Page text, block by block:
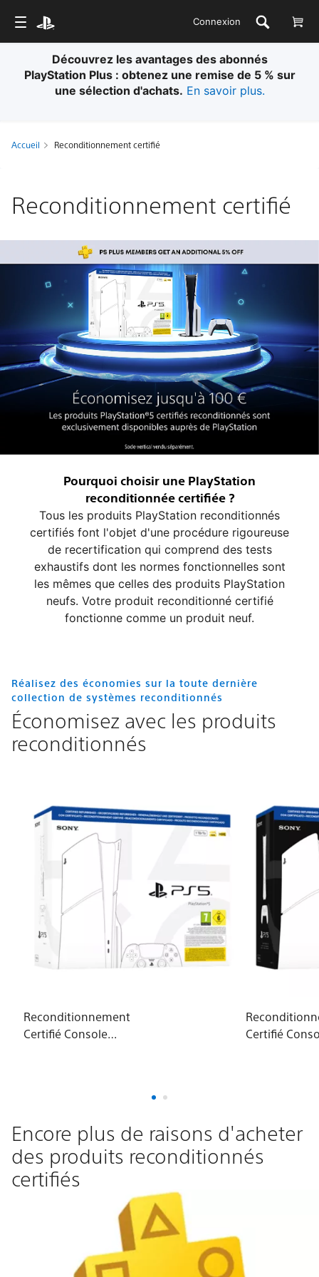
Connexion
Découvrez les avantages des abonnés
PlayStation Plus : obtenez une remise de 5 % sur
une sélection d'achats. En savoir plus.
Accueil Reconditionnement certifié
Reconditionnement certifié
Pourquoi choisir une PlayStation
reconditionnée certifiée ?
Tous les produits PlayStation reconditionnés
certifiés font l'objet d'une procédure rigoureuse
de recertification qui comprend des tests
exhaustifs dont les normes fonctionnelles sont
les mêmes que celles des produits PlayStation
neufs. Votre produit reconditionné certifié
fonctionne comme un produit neuf.
Réalisez des économies sur la toute dernière
collection de systèmes reconditionnés
Économisez avec les produits
reconditionnés
Reconditionnement
Certifié Console
Certifié
Encore plus de raisons d'acheter
des produits reconditionnés
certifiés